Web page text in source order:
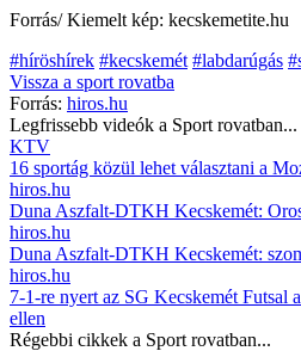
Forrás/ Kiemelt kép: kecskemetite.hu
#híröshírek #kecskemét #labdarúgás
Vissza a sport rovatba
Forrás: hiros.hu
Legfrissebb videók a Sport rovatban...
KTV
16 sportág közül lehet választani a
hiros.hu
Duna Aszfalt-DTKH Kecskemét:
hiros.hu
Duna Aszfalt-DTKH Kecskemét:
hiros.hu
7-1-re nyert az SG Kecskemét Futsal
ellen
Régebbi cikkek a Sport rovatban...